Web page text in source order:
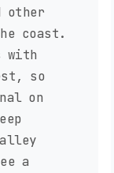
other
coast.
with
so
on
a